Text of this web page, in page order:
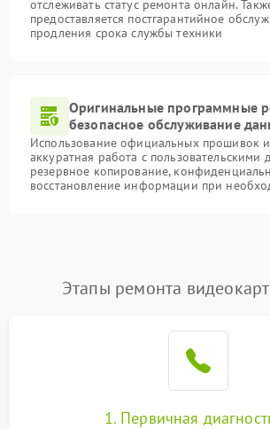
отслеживать статус ремонта онлайн.
предоставляется постгарантийное
продления срока службы техники
Оригинальные программные
безопасное обслуживание
Использование официальных прошивок
аккуратная работа с пользовательскими
резервное копирование,
восстановление информации при
Этапы ремонта
1. Первичная